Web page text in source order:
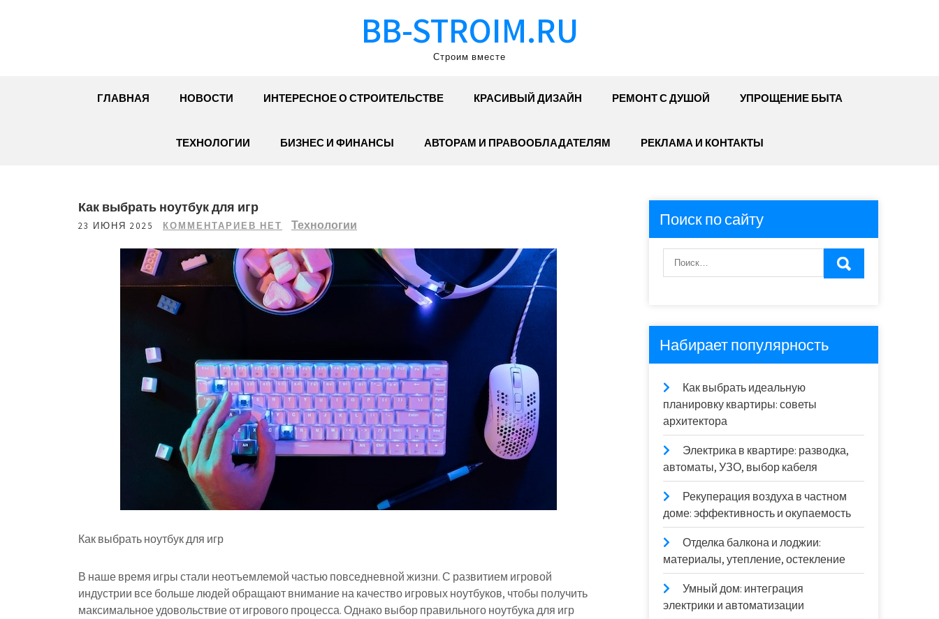
BB-STROIM.RU
Строим вместе
ГЛАВНАЯ НОВОСТИ ИНТЕРЕСНОЕ О СТРОИТЕЛЬСТВЕ КРАСИВЫЙ ДИЗАЙН РЕМОНТ С ДУШОЙ УПРОЩЕНИЕ БЫТА
ТЕХНОЛОГИИ БИЗНЕС И ФИНАНСЫ АВТОРАМ И ПРАВООБЛАДАТЕЛЯМ РЕКЛАМА И КОНТАКТЫ
Как выбрать ноутбук для игр
23 ИЮНЯ 2025 КОММЕНТАРИЕВ НЕТ Технологии
Как выбрать ноутбук для игр
В наше время игры стали неотъемлемой частью повседневной жизни. С развитием игровой
индустрии все больше людей обращают внимание на качество игровых ноутбуков, чтобы получить
максимальное удовольствие от игрового процесса. Однако выбор правильного ноутбука для игр
Поиск по сайту
Набирает популярность
Как выбрать идеальную
планировку квартиры: советы
архитектора
Электрика в квартире: разводка,
автоматы, УЗО, выбор кабеля
Рекуперация воздуха в частном
доме: эффективность и окупаемость
Отделка балкона и лоджии:
материалы, утепление, остекление
Умный дом: интеграция
электрики и автоматизации